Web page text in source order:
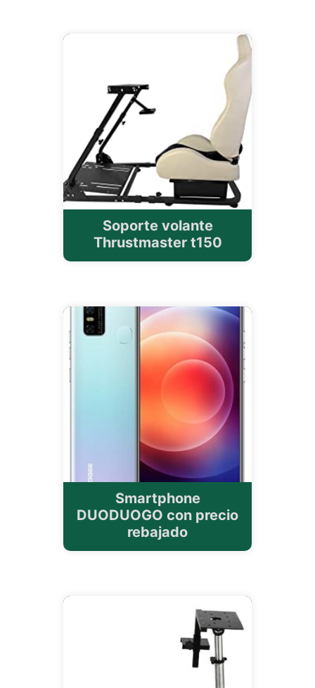
Soporte volante
Thrustmaster t150
Smartphone
DUODUOGO con precio
rebajado